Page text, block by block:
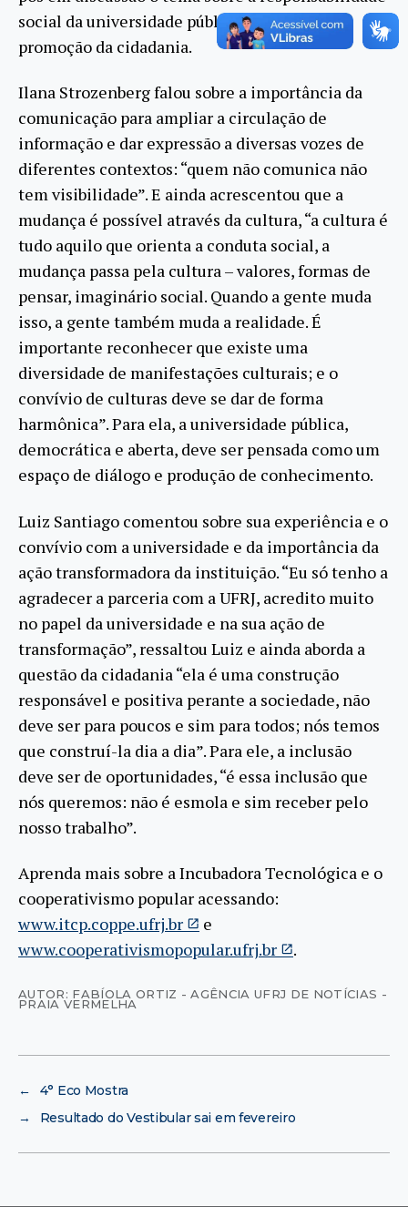
social da universidade pública na inclusão e
promoção da cidadania.
Ilana Strozenberg falou sobre a importância da
comunicação para ampliar a circulação de
informação e dar expressão a diversas vozes de
diferentes contextos: “quem não comunica não
tem visibilidade”. E ainda acrescentou que a
mudança é possível através da cultura, “a cultura é
tudo aquilo que orienta a conduta social, a
mudança passa pela cultura – valores, formas de
pensar, imaginário social. Quando a gente muda
isso, a gente também muda a realidade. É
importante reconhecer que existe uma
diversidade de manifestações culturais; e o
convívio de culturas deve se dar de forma
harmônica”. Para ela, a universidade pública,
democrática e aberta, deve ser pensada como um
espaço de diálogo e produção de conhecimento.
Luiz Santiago comentou sobre sua experiência e o
convívio com a universidade e da importância da
ação transformadora da instituição. “Eu só tenho a
agradecer a parceria com a UFRJ, acredito muito
no papel da universidade e na sua ação de
transformação”, ressaltou Luiz e ainda aborda a
questão da cidadania “ela é uma construção
responsável e positiva perante a sociedade, não
deve ser para poucos e sim para todos; nós temos
que construí-la dia a dia”. Para ele, a inclusão
deve ser de oportunidades, “é essa inclusão que
nós queremos: não é esmola e sim receber pelo
nosso trabalho”.
Aprenda mais sobre a Incubadora Tecnológica e o
cooperativismo popular acessando:
www.itcp.coppe.ufrj.br
e
www.cooperativismopopular.ufrj.br
.
AUTOR: FABÍOLA ORTIZ - AGÊNCIA UFRJ DE NOTÍCIAS -
PRAIA VERMELHA
←
4° Eco Mostra
→
Resultado do Vestibular sai em fevereiro